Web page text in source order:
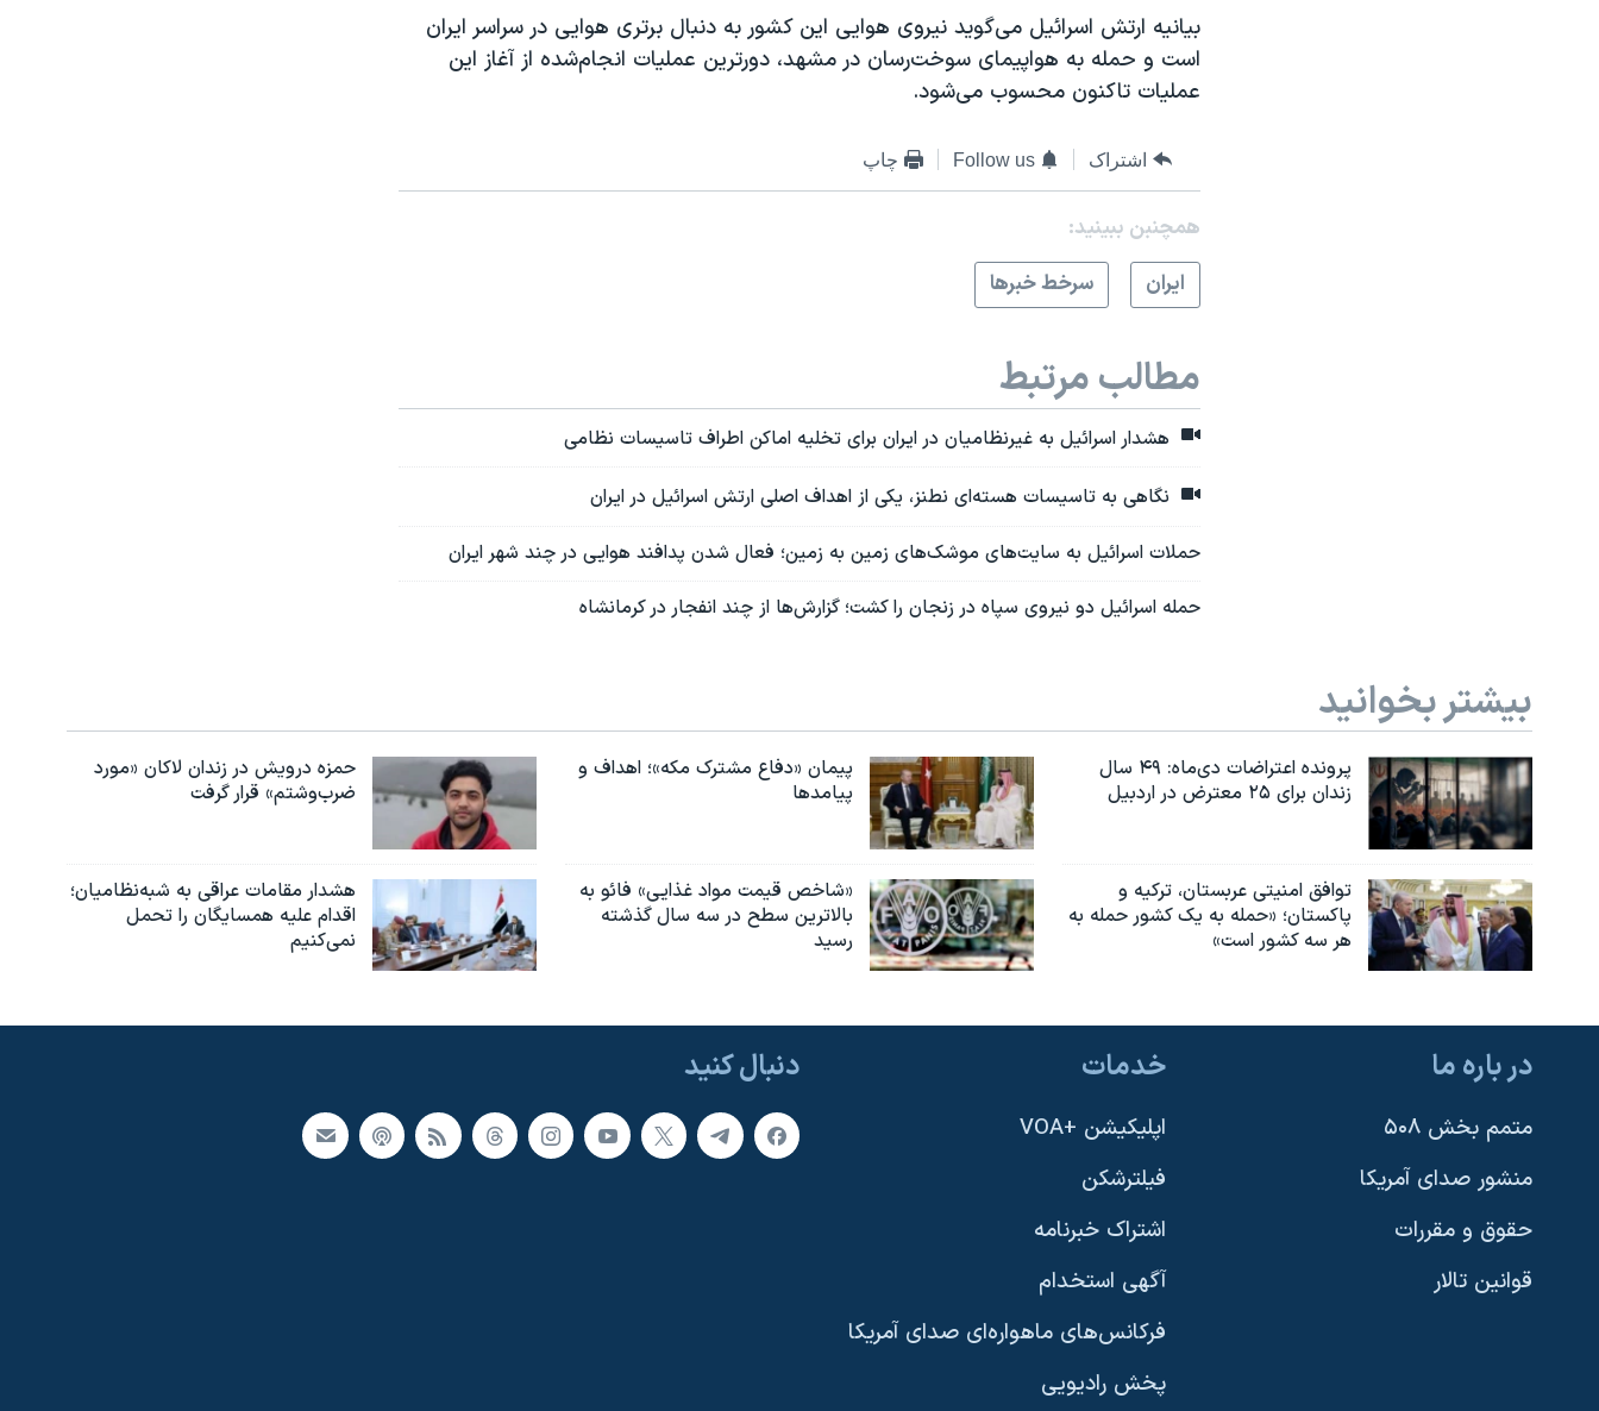
بیانیه ارتش اسرائيل می‌گوید نیروی هوایی این کشور به دنبال برتری هوایی در سراسر ایران
است و حمله به هواپیمای سوخت‌رسان در مشهد، دورترین عملیات انجام‌شده از آغاز این
عملیات تاکنون محسوب می‌شود.
اشتراک Follow us چاپ
همچنبن ببینید:
ايران
سرخط خبرها
مطالب مرتبط
هشدار اسرائیل به غیرنظامیان در ایران برای تخلیه اماکن اطراف تاسیسات نظامی
نگاهی به تاسیسات هسته‌ای نطنز، یکی از اهداف اصلی ارتش اسرائیل در ایران
حملات اسرائیل به سایت‌های موشک‌های زمین به زمین؛ فعال شدن پدافند هوایی در چند شهر ایران
حمله اسرائیل دو نیروی سپاه در زنجان را کشت؛ گزارش‌ها از چند انفجار در کرمانشاه
بیشتر بخوانید
پرونده اعتراضات دی‌ماه: ۴۹ سال
زندان برای ۲۵ معترض در اردبیل
پیمان «دفاع مشترک مکه»؛ اهداف و
پیامدها
حمزه درویش در زندان لاکان «مورد
ضرب‌وشتم» قرار گرفت
توافق امنیتی عربستان، ترکیه و
پاکستان؛ «حمله به یک کشور حمله به
هر سه کشور است»
«شاخص قیمت مواد غذایی» فائو به
بالاترین سطح در سه سال گذشته
رسید
هشدار مقامات عراقی به شبه‌نظامیان؛
اقدام علیه همسایگان را تحمل
نمی‌کنیم
دنبال کنید در باره ما
متمم بخش ۵۰۸
منشور صدای آمریکا
حقوق و مقررات
قوانین تالار
خدمات
اپلیکیشن +VOA
فیلترشکن
اشتراک خبرنامه
آگهی استخدام
فرکانس‌های ماهواره‌ای صدای آمریکا
پخش رادیویی